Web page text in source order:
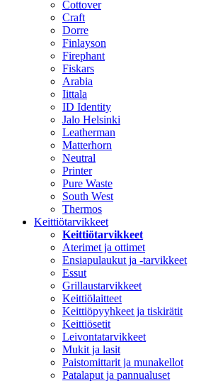
Cottover
Craft
Dorre
Finlayson
Firephant
Fiskars
Arabia
Iittala
ID Identity
Jalo Helsinki
Leatherman
Matterhorn
Neutral
Printer
Pure Waste
South West
Thermos
Keittiötarvikkeet
Keittiötarvikkeet
Aterimet ja ottimet
Ensiapulaukut ja -tarvikkeet
Essut
Grillaustarvikkeet
Keittiölaitteet
Keittiöpyyhkeet ja tiskirätit
Keittiösetit
Leivontatarvikkeet
Mukit ja lasit
Paistomittarit ja munakellot
Patalaput ja pannualuset